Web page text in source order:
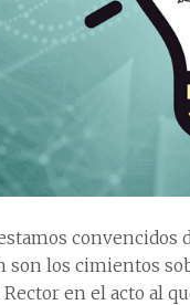
convencidos
son los cimientos
en el acto al